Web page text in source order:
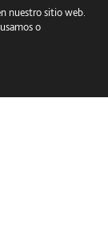
nuestro sitio web.
o